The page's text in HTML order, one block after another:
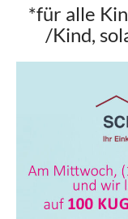
*für alle
/Kind,